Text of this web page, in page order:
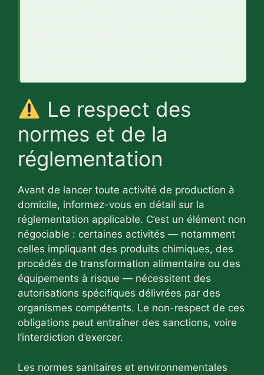
Le respect des
normes et de la
réglementation
Avant de lancer toute activité de production à
domicile, informez-vous en détail sur la
réglementation applicable. C’est un élément non
négociable : certaines activités — notamment
celles impliquant des produits chimiques, des
procédés de transformation alimentaire ou des
équipements à risque — nécessitent des
autorisations spécifiques délivrées par des
organismes compétents. Le non-respect de ces
obligations peut entraîner des sanctions, voire
l’interdiction d’exercer.
Les normes sanitaires et environnementales